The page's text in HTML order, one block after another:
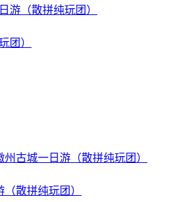
团）
散拼纯玩团）